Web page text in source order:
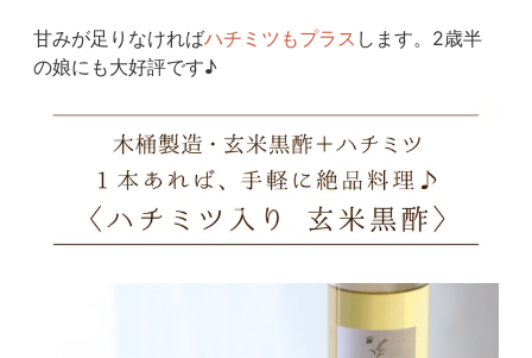
甘みが足りなければハチミツもプラス します。 2歳半
の娘にも大好評です♪